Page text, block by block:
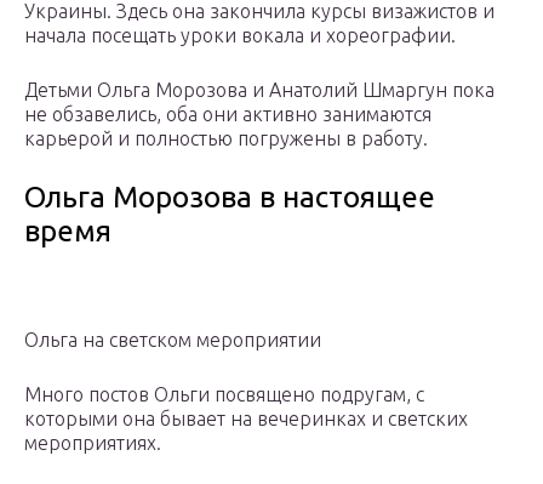
Украины. Здесь она закончила курсы визажистов и
начала посещать уроки вокала и хореографии.
Детьми Ольга Морозова и Анатолий Шмаргун пока
не обзавелись, оба они активно занимаются
карьерой и полностью погружены в работу.
Ольга Морозова в настоящее
время
Ольга на светском мероприятии
Много постов Ольги посвящено подругам, с
которыми она бывает на вечеринках и светских
мероприятиях.